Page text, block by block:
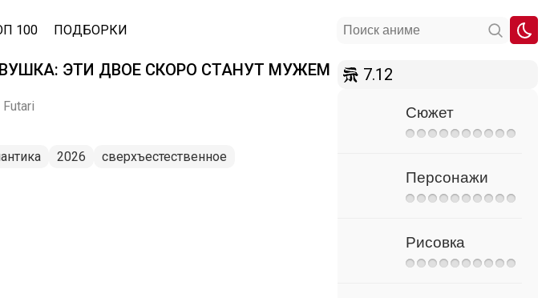
100 ПОДБОРКИ
ЭТИ ДВОЕ СКОРО СТАНУТ МУЖЕМ
2026
сверхъестественное
7.12
Сюжет
Персонажи
Рисовка